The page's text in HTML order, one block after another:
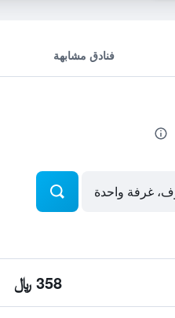
فنادق مشابهة
358 ﷼